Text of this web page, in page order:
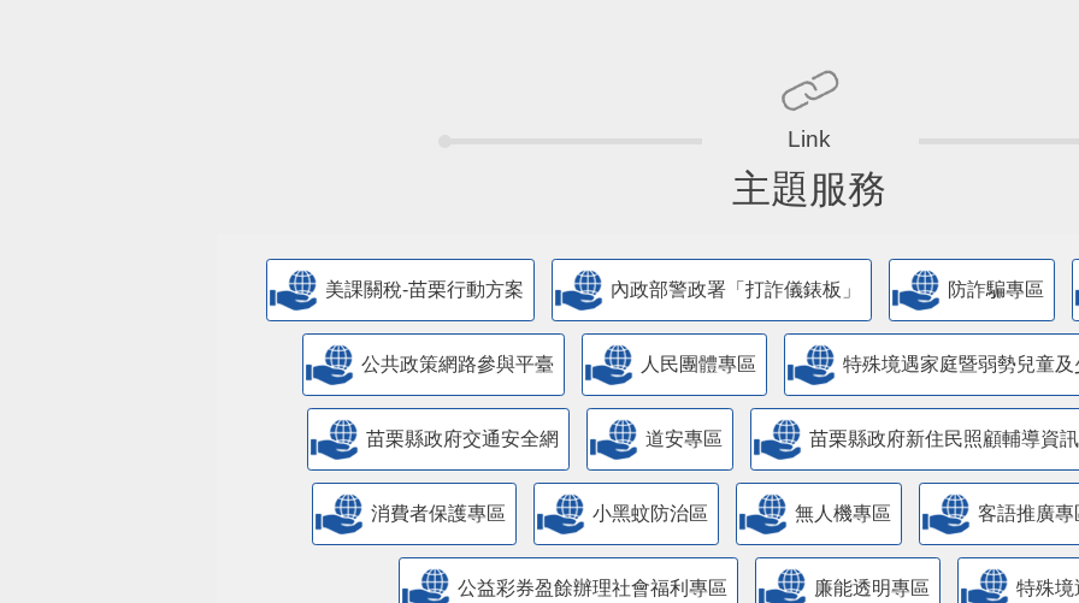
主題服務
美課關稅-苗栗行動方案 內政部警政署「打詐儀錶板」 防詐騙專區
公共政策網路參與平臺 人民團體專區 特殊境遇家庭暨弱勢兒童
苗栗縣政府交通安全網 道安專區 苗栗縣政府新住民照顧輔導資
消費者保護專區 小黑蚊防治區 無人機專區 客語推廣專
公益彩券盈餘辦理社會福利專區 廉能透明專區 特殊境